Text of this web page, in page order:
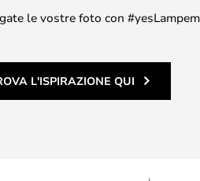
le vostre foto con
L'ISPIRAZIONE QUI